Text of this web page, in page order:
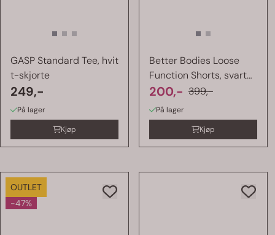
GASP Standard Tee, hvit
t-skjorte
249,-
På lager
Kjøp
Better Bodies Loose
Function Shorts, svart
shorts
200,- 399,-
På lager
Kjøp
OUTLET
-47%